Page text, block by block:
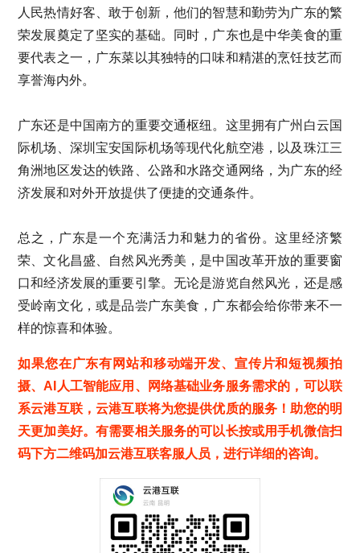
人民热情好客、敢于创新，他们的智慧和勤劳为广东的繁
荣发展奠定了坚实的基础。同时，广东也是中华美食的重
要代表之一，广东菜以其独特的口味和精湛的烹饪技艺而
享誉海内外。
广东还是中国南方的重要交通枢纽。这里拥有广州白云国
际机场、深圳宝安国际机场等现代化航空港，以及珠江三
角洲地区发达的铁路、公路和水路交通网络，为广东的经
济发展和对外开放提供了便捷的交通条件。
总之，广东是一个充满活力和魅力的省份。这里经济繁
荣、文化昌盛、自然风光秀美，是中国改革开放的重要窗
口和经济发展的重要引擎。无论是游览自然风光，还是感
受岭南文化，或是品尝广东美食，广东都会给你带来不一
样的惊喜和体验。
如果您在广东有网站和移动端开发、宣传片和短视频拍
摄、AI人工智能应用、网络基础业务服务需求的，可以联
系云港互联，云港互联将为您提供优质的服务！助您的明
天更加美好。有需要相关服务的可以长按或用手机微信扫
码下方二维码加云港互联客服人员，进行详细的咨询。